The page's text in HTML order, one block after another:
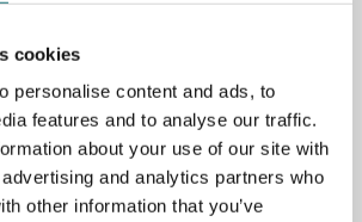
cookies
personalise content and ads, to
features and to analyse our traffic.
about your use of our site with
and analytics partners who
other information that you’ve
292158